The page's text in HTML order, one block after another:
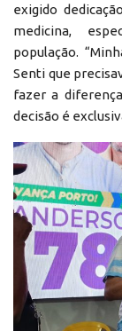
exigido
medicina,
população.
Senti que
fazer a
decisão é